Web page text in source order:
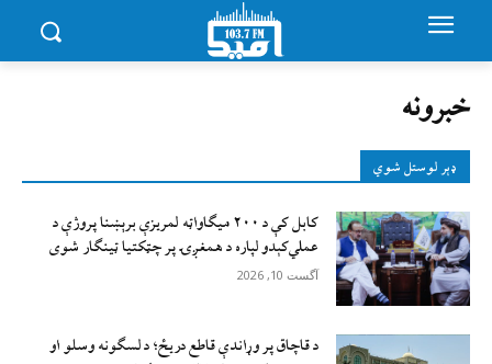
خبرونه
ډېر لوستل شوي
کابل کې د ۲۰۰ میګاواټه لمریزې برېښنا پروژې د
عملي‌کېدو لپاره د همغږۍ پر چټکتیا ټینګار شوی
آگست 10, 2026
د قاچاق پر وړاندې قاطع دريځ؛ د لسګونه وسلو او